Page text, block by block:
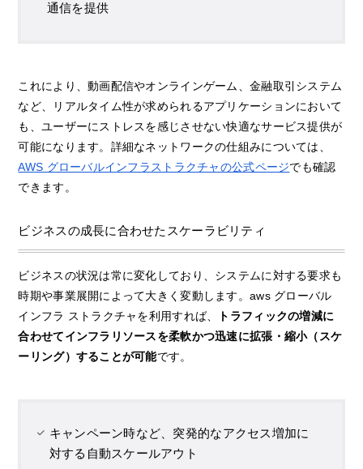
通信を提供
これにより、動画配信やオンラインゲーム、金融取引システム
など、リアルタイム性が求められるアプリケーションにおいて
も、ユーザーにストレスを感じさせない快適なサービス提供が
可能になります。詳細なネットワークの仕組みについては、
AWS グローバルインフラストラクチャの公式ページでも確認
できます。
ビジネスの成長に合わせたスケーラビリティ
ビジネスの状況は常に変化しており、システムに対する要求も
時期や事業展開によって大きく変動します。aws グローバル
インフラ ストラクチャを利用すれば、
トラフィックの増減に
合わせてインフラリソースを柔軟かつ迅速に拡張・縮小（スケ
ーリング）することが可能です。
キャンペーン時など、突発的なアクセス増加に
対する自動スケールアウト